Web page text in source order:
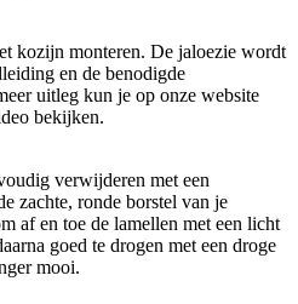
kozijn monteren. De jaloezie wordt
en de benodigde
uitleg kun je op onze website
bekijken.
verwijderen met een
zachte, ronde borstel van je
af en toe de lamellen met een licht
goed te drogen met een droge
mooi.